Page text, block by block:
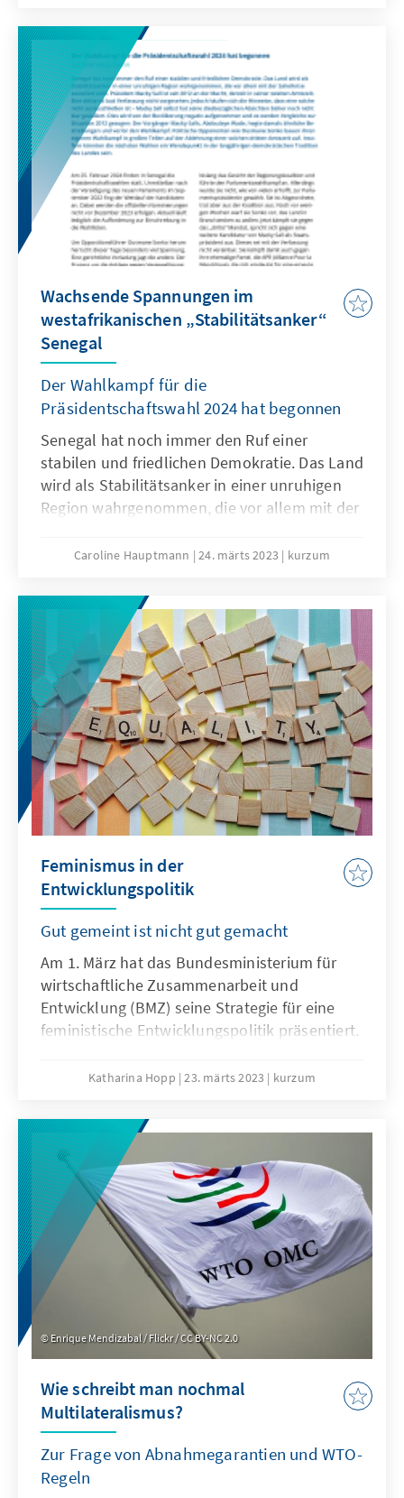
Einschüchterungsversuchen in Lateinamerika
leiden. Frauen und Mädchen sind von diesen
Menschenrechtsverletzungen besonders
betroffen. Ein besonders grausames Beispiel
ist Maira Shahbaz, die im Alter von 14 Jahren
in Pakistan entführt, gefoltert und
vergewaltigt wurde. Mit Videoaufnahmen der
Taten wurde sie zur Aufgabe ihres Glaubens
und Konversion gezwungen. Maira und ihre
Familie konnten fliehen und halten sich
seitdem versteckt.
Wachsende Spannungen im
westafrikanischen „Stabilitätsanker“
Senegal
Der Wahlkampf für die
Präsidentschaftswahl 2024 hat begonnen
Senegal hat noch immer den Ruf einer
stabilen und friedlichen Demokratie. Das Land
wird als Stabilitätsanker in einer unruhigen
Region wahrgenommen, die vor allem mit der
Sall ist seit 2012 an der Macht, derzeit in
Verfassung nicht vorgesehen. Jedoch häufen
sich die Hinweise, dass eine solche nicht
auszuschließen ist – Macky Sall selbst hat
seine diesbezüglichen Absichten bisher noch
nicht klar geäußert. Dies wird von der
Bevölkerung negativ aufgenommen und es
werden Vergleiche zur Situation 2012
gezogen: Der Vorgänger Macky Salls,
Abdoulaye Wade, hegte damals ähnliche
Bestrebungen und verlor den Wahlkampf.
Politische Opponenten wie Ousmane Sonko
Teilen auf der Ablehnung einer solchen
dritten Amtszeit auf. Insofern könnten die
nächsten Wahlen ein Wendepunkt in der
langjährigen demokratischen Tradition des
Landes sein.
Caroline Hauptmann 24. märts 2023 kurzum
Feminismus in der
Entwicklungspolitik
Gut gemeint ist nicht gut gemacht
Am 1. März hat das Bundesministerium für
wirtschaftliche Zusammenarbeit und
Entwicklung (BMZ) seine Strategie für eine
feministische Entwicklungspolitik präsentiert.
eine feministische Außenpolitik des
sinnvoll und umsetzbar sind diese Pläne?
Katharina Hopp 23. märts 2023 kurzum
Enrique Mendizabal / Flickr / CC BY-NC 2.0
Wie schreibt man nochmal
Multilateralismus?
Zur Frage von Abnahmegarantien und WTO-
Regeln